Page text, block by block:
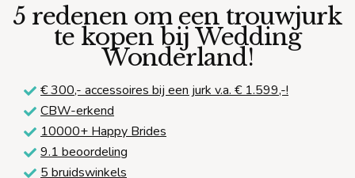
5 redenen om een trouwjurk
te kopen bij Wedding
Wonderland!
€ 300,- accessoires bij een jurk v.a. € 1.599,-!
CBW-erkend
10000+ Happy Brides
9.1 beoordeling
5 bruidswinkels